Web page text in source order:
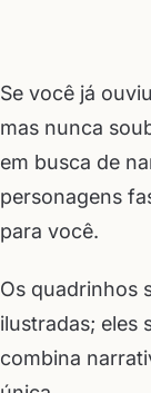
Se você já
mas nunca
em busca de
personagens
para você.
Os quadrinhos
ilustradas; eles
combina